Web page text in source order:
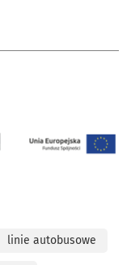
linie autobusowe